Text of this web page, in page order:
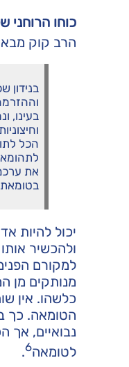
כוחו הרוחני
הרב קוק
בנידון
בעינו,
הכל
את
יכול להיות
ולהכשיר
למקורם
מנותקים מן
כלשהו. אין
הטומאה. כך
נבואיים, אך
לטומאה6
.